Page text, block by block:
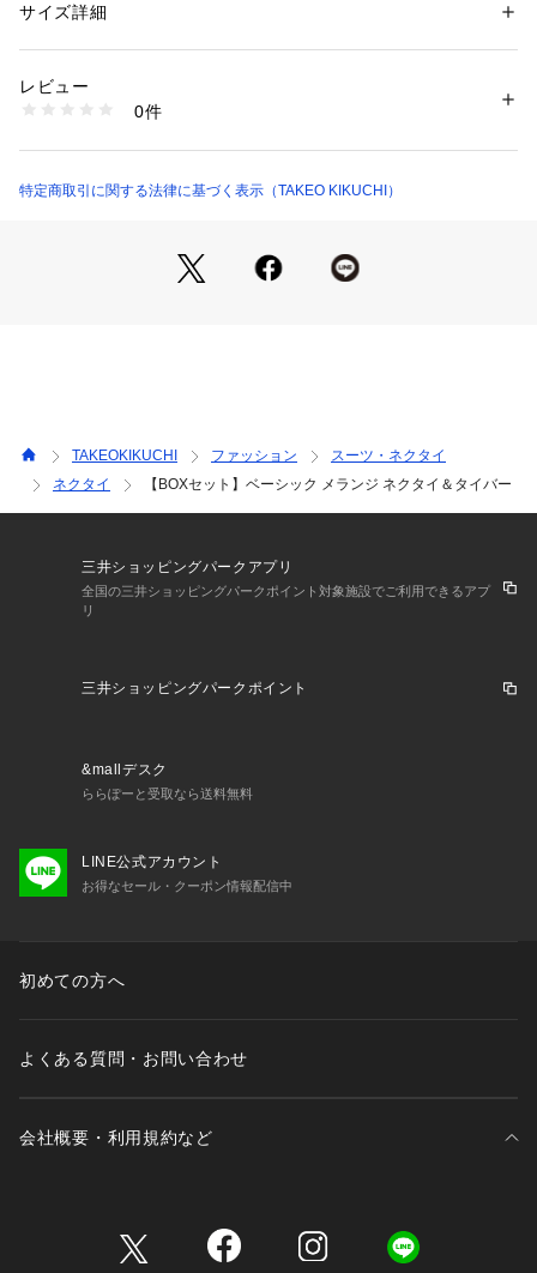
開けた瞬間に広がる上品な雰囲気と細部にまでこだわったデザ
セットの魅力ポイント
1．大剣のメランジ表現で上品な立体感を演出
マッチします。
2．小剣の遊び心で個性をプラス
シンプルなストライプ柄の小剣は、大剣とBOXのカラーを絶妙
ーがセットに。
これ一つで、スタイリッシュなコーディネートが完成します。
忙しい朝でも迷わず使える便利さが魅力です。
贈り物に最適な理由
リボン付きの上品感あるパッケージ
開ける瞬間のワクワク感を演出。
実用性とデザイン性の両立
「使えるギフト」として喜ばれること間違いなし！
躍します。
若干製品と画像のカラーが異なる場合もございます。
性別：メンズ
素材：ネクタイ: よこ糸 シルク100％ たて糸 ポリエステル100％ タイバー
商品番号：
070-01191 （ショップ）
サイズ詳細
レビュー
0件
特定商取引に関する法律に基づく表示（TAKEO KIKUCHI）
TAKEOKIKUCHI ファッション
スーツ・ネクタイ
ネクタイ
【BOXセット】ベーシック メランジ ネクタイ＆タイバー
三井ショッピングパークアプリ
全国の三井ショッピングパークポイント対象施設でご利用できるアプ
リ
三井ショッピングパークポイント
&mallデスク
ららぽーと受取なら送料無料
LINE公式アカウント
お得なセール・クーポン情報配信中
初めての方へ
よくある質問・お問い合わせ
会社概要・利用規約など